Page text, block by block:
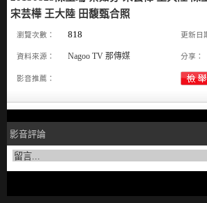
宋芸樺 王大陸 田馥甄合照
瀏覽次數： 818 更新日
資料來源： Nagoo TV 那傳媒 分享：
影音推薦：
影音評論